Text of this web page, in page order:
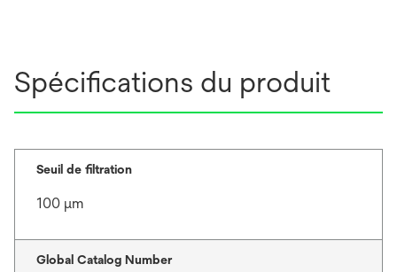
Spécifications du produit
Seuil de filtration
100 μm
Global Catalog Number